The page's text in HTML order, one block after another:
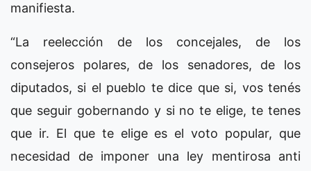
manifiesta.
“La reelección de los concejales, de los
consejeros polares, de los senadores, de los
diputados, si el pueblo te dice que si, vos tenés
que seguir gobernando y si no te elige, te tenes
que ir. El que te elige es el voto popular, que
necesidad de imponer una ley mentirosa anti